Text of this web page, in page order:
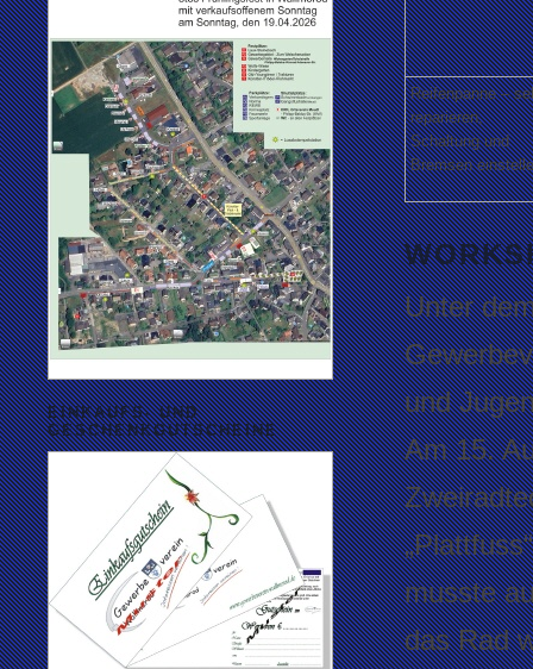
Reifenpanne –
reparieren,
Schaltung und
Bremsen
Unter
und
Am 15.
musste
das Rad
EINKAUFS- UND
GESCHENKGUTSCHEINE